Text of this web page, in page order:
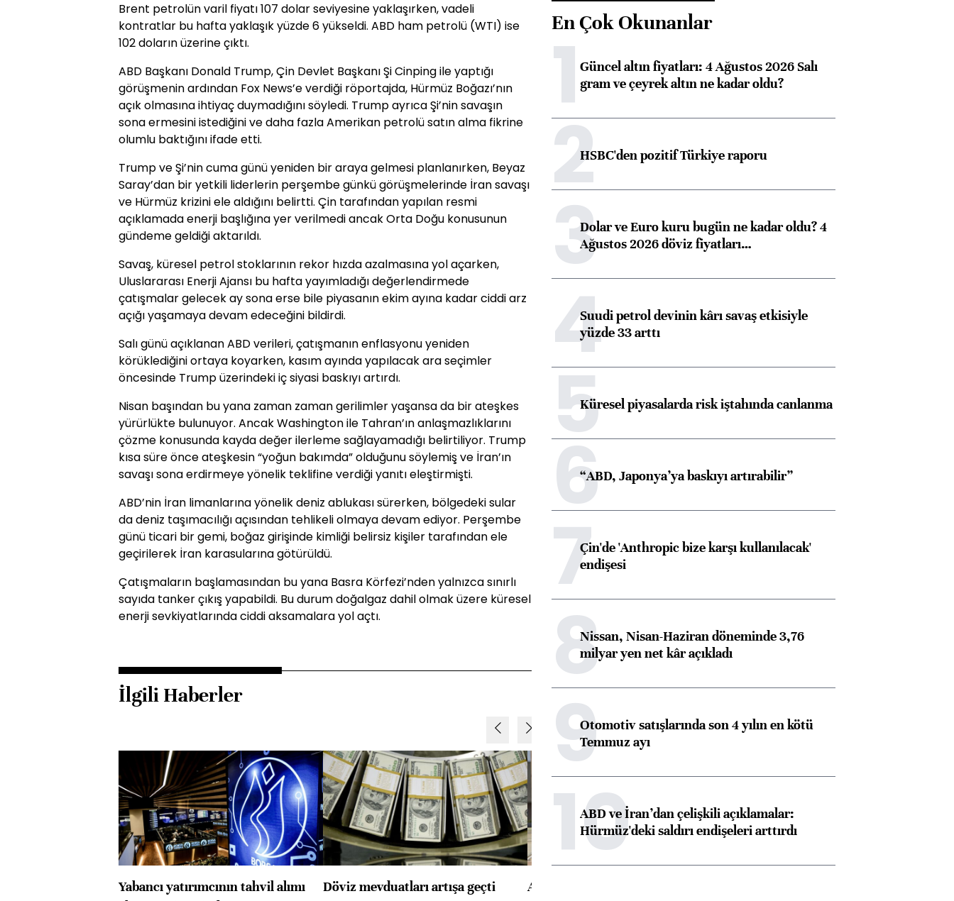
Brent petrolün varil fiyatı 107 dolar seviyesine yaklaşırken, vadeli
kontratlar bu hafta yaklaşık yüzde 6 yükseldi. ABD ham petrolü (WTI) ise
102 doların üzerine çıktı.
ABD Başkanı Donald Trump, Çin Devlet Başkanı Şi Cinping ile yaptığı
görüşmenin ardından Fox News’e verdiği röportajda, Hürmüz Boğazı’nın
açık olmasına ihtiyaç duymadığını söyledi. Trump ayrıca Şi’nin savaşın
sona ermesini istediğini ve daha fazla Amerikan petrolü satın alma fikrine
olumlu baktığını ifade etti.
Trump ve Şi’nin cuma günü yeniden bir araya gelmesi planlanırken, Beyaz
Saray’dan bir yetkili liderlerin perşembe günkü görüşmelerinde İran savaşı
ve Hürmüz krizini ele aldığını belirtti. Çin tarafından yapılan resmi
açıklamada enerji başlığına yer verilmedi ancak Orta Doğu konusunun
gündeme geldiği aktarıldı.
Savaş, küresel petrol stoklarının rekor hızda azalmasına yol açarken,
Uluslararası Enerji Ajansı bu hafta yayımladığı değerlendirmede
çatışmalar gelecek ay sona erse bile piyasanın ekim ayına kadar ciddi arz
açığı yaşamaya devam edeceğini bildirdi.
Salı günü açıklanan ABD verileri, çatışmanın enflasyonu yeniden
körüklediğini ortaya koyarken, kasım ayında yapılacak ara seçimler
öncesinde Trump üzerindeki iç siyasi baskıyı artırdı.
Nisan başından bu yana zaman zaman gerilimler yaşansa da bir ateşkes
yürürlükte bulunuyor. Ancak Washington ile Tahran’ın anlaşmazlıklarını
çözme konusunda kayda değer ilerleme sağlayamadığı belirtiliyor. Trump
kısa süre önce ateşkesin “yoğun bakımda” olduğunu söylemiş ve İran’ın
savaşı sona erdirmeye yönelik teklifine verdiği yanıtı eleştirmişti.
ABD’nin İran limanlarına yönelik deniz ablukası sürerken, bölgedeki sular
da deniz taşımacılığı açısından tehlikeli olmaya devam ediyor. Perşembe
günü ticari bir gemi, boğaz girişinde kimliği belirsiz kişiler tarafından ele
geçirilerek İran karasularına götürüldü.
Çatışmaların başlamasından bu yana Basra Körfezi’nden yalnızca sınırlı
sayıda tanker çıkış yapabildi. Bu durum doğalgaz dahil olmak üzere küresel
enerji sevkiyatlarında ciddi aksamalara yol açtı.
İlgili Haberler
Yabancı yatırımcının tahvil alımı
Döviz mevduatları artışa geçti
ABD'de konut başlangıçları
görüşmelere hazırlanıyor
En Çok Okunanlar
1Güncel altın fiyatları: 4 Ağustos 2026 Salı
gram ve çeyrek altın ne kadar oldu?
2HSBC'den pozitif Türkiye raporu
3Dolar ve Euro kuru bugün ne kadar oldu? 4
Ağustos 2026 döviz fiyatları…
4Suudi petrol devinin kârı savaş etkisiyle
yüzde 33 arttı
5Küresel piyasalarda risk iştahında canlanma
6“ABD, Japonya’ya baskıyı artırabilir”
7Çin'de 'Anthropic bize karşı kullanılacak'
endişesi
8Nissan, Nisan-Haziran döneminde 3,76
milyar yen net kâr açıkladı
9Otomotiv satışlarında son 4 yılın en kötü
Temmuz ayı
10
ABD ve İran’dan çelişkili açıklamalar:
Hürmüz'deki saldırı endişeleri arttırdı